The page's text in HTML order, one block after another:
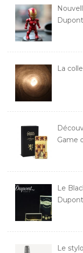
Dupont
La
Game
Le
Le